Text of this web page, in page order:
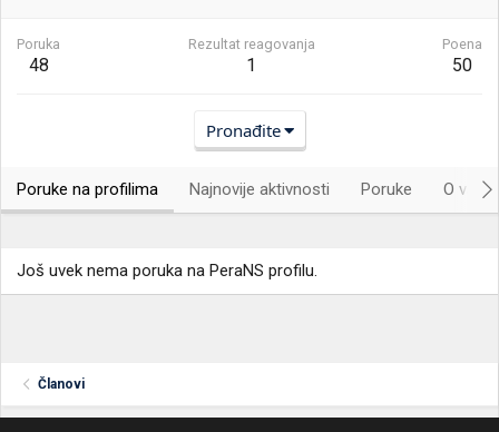
Poruka
48
Rezultat reagovanja
1
Poena
50
Pronađite
Poruke na profilima Najnovije aktivnosti Poruke O
Još uvek nema poruka na PeraNS profilu.
Članovi